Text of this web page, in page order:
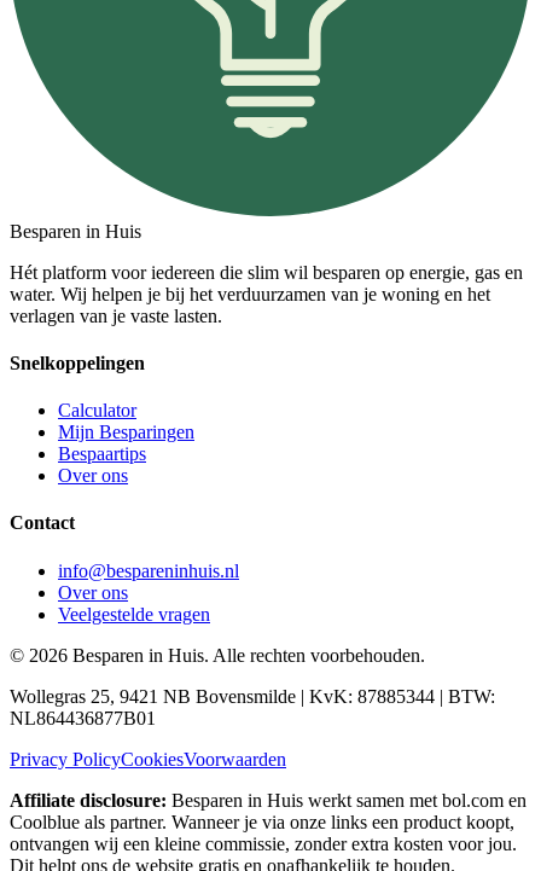
Besparen in Huis
Hét platform voor iedereen die slim wil besparen op energie, gas en
water. Wij helpen je bij het verduurzamen van je woning en het
verlagen van je vaste lasten.
Snelkoppelingen
Calculator
Mijn Besparingen
Bespaartips
Over ons
Contact
info@bespareninhuis.nl
Over ons
Veelgestelde vragen
© 2026 Besparen in Huis. Alle rechten voorbehouden.
Wollegras 25, 9421 NB Bovensmilde | KvK: 87885344 | BTW:
NL864436877B01
Privacy PolicyCookiesVoorwaarden
Affiliate disclosure: Besparen in Huis werkt samen met bol.com en
Coolblue als partner. Wanneer je via onze links een product koopt,
ontvangen wij een kleine commissie, zonder extra kosten voor jou.
Dit helpt ons de website gratis en onafhankelijk te houden.